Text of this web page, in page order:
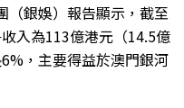
（銀娛）報告顯示，截至
入為113億港元（14.5億
，主要得益於澳門銀河